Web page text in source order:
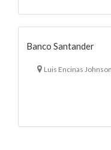
Banco Santander
Luis Encinas